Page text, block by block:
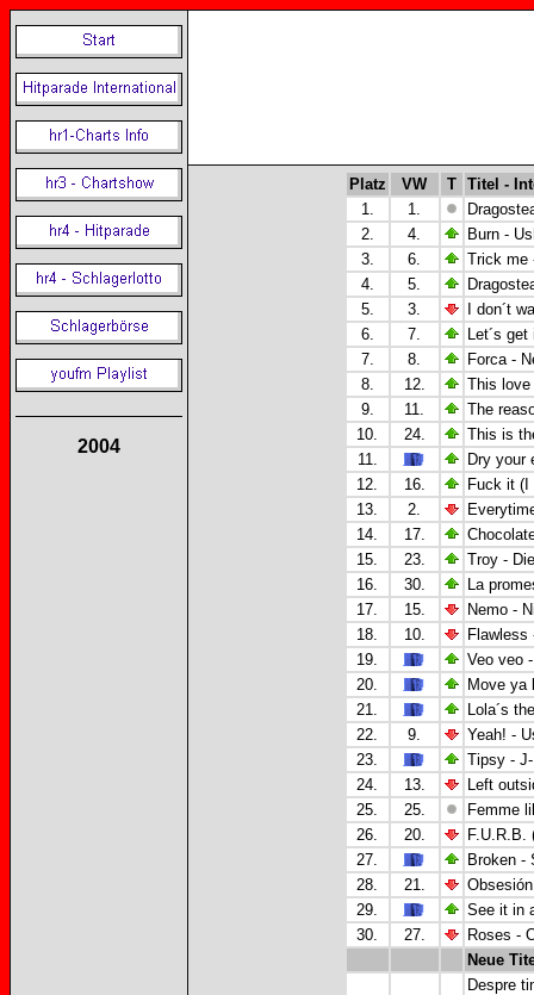
2004
Platz VW T
Titel -
1.
1.
2.
4.
Burn -
3.
6.
Trick me
4.
5.
5.
3.
I don´t
6.
7.
Let´s
7.
8.
Forca -
8.
12.
This love
9.
11.
The
10.
24.
This is
11.
Dry your
12.
16.
Fuck it (I
13.
2.
14.
17.
15.
23.
Troy -
16.
30.
La
17.
15.
Nemo -
18.
10.
Flawless
19.
Veo veo
20.
Move ya
21.
Lola´s
22.
9.
Yeah! -
23.
Tipsy -
24.
13.
Left
25.
25.
Femme
26.
20.
F.U.R.B.
27.
Broken -
28.
21.
29.
See it in
30.
27.
Roses -
Neue
Despre